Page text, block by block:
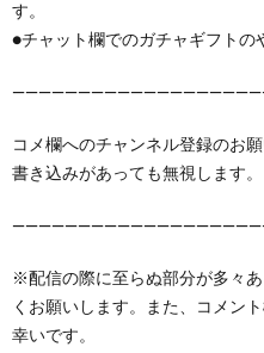
す。
●チャット欄でのガチャギフトの
コメ欄へのチャンネル登録のお
書き込みがあっても無視します。
※配信の際に至らぬ部分が多々
くお願いします。また、コメン
幸いです。